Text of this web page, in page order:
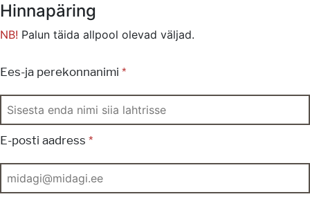
Hinnapäring
NB! Palun täida allpool olevad väljad.
Ees-ja perekonnanimi *
E-posti aadress *